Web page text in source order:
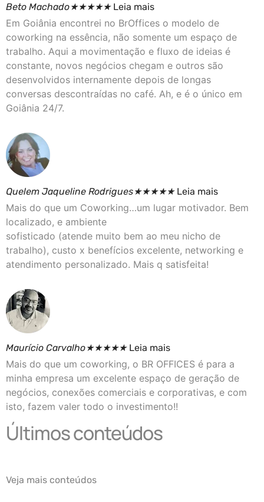
Beto Machado★★★★★Leia mais
Em Goiânia encontrei no BrOffices o modelo de
coworking na essência, não somente um espaço de
trabalho. Aqui a movimentação e fluxo de ideias é
constante, novos negócios chegam e outros são
desenvolvidos internamente depois de longas
conversas descontraídas no café. Ah, e é o único em
Goiânia 24/7.
Quelem Jaqueline Rodrigues★★★★★Leia mais
Mais do que um Coworking…um lugar motivador. Bem
localizado, e ambiente
sofisticado (atende muito bem ao meu nicho de
trabalho), custo x benefícios excelente, networking e
atendimento personalizado. Mais q satisfeita!
Maurício Carvalho★★★★★Leia mais
Mais do que um coworking, o BR OFFICES é para a
minha empresa um excelente espaço de geração de
negócios, conexões comerciais e corporativas, e com
isto, fazem valer todo o investimento!!
Últimos conteúdos
Veja mais conteúdos